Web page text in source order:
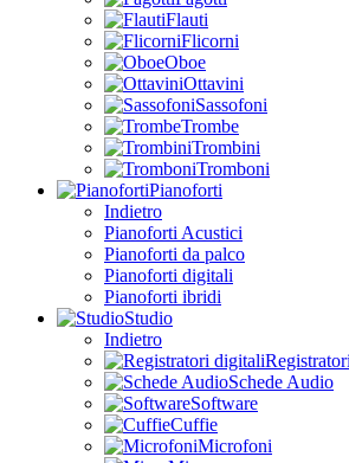
Flauti
Flicorni
Oboe
Ottavini
Sassofoni
Trombe
Trombini
Tromboni
Pianoforti
Indietro
Pianoforti Acustici
Pianoforti da palco
Pianoforti digitali
Pianoforti ibridi
Studio
Indietro
Schede Audio
Software
Cuffie
Microfoni